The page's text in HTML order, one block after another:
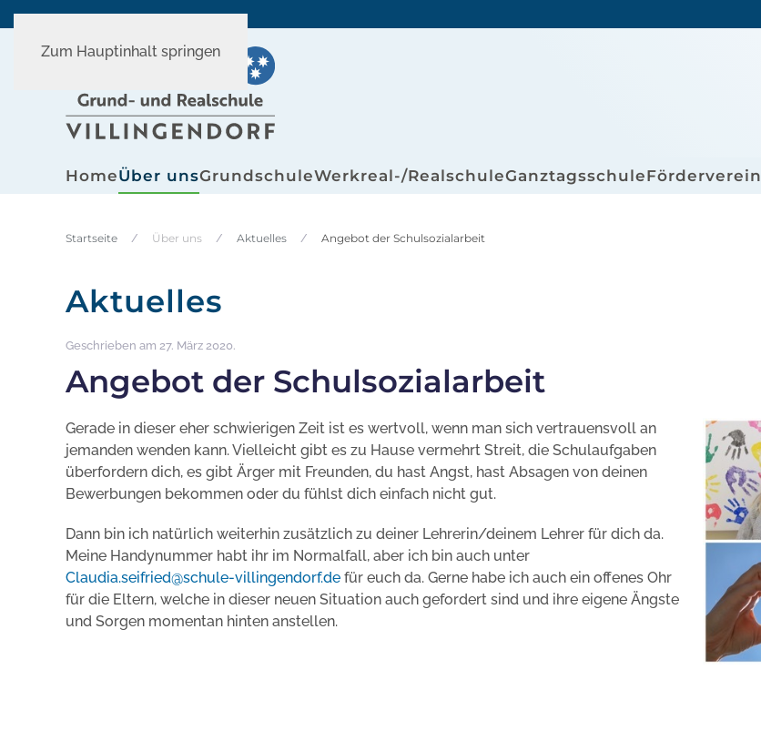
Zum Hauptinhalt springen
HomeÜber unsGrundschuleWerkreal-/RealschuleGanztagsschuleFörderverein
Startseite Über uns Aktuelles Angebot der Schulsozialarbeit
Aktuelles
Geschrieben am 27. März 2020.
Angebot der Schulsozialarbeit
Gerade in dieser eher schwierigen Zeit ist es wertvoll, wenn man sich vertrauensvoll an
jemanden wenden kann. Vielleicht gibt es zu Hause vermehrt Streit, die Schulaufgaben
überfordern dich, es gibt Ärger mit Freunden, du hast Angst, hast Absagen von deinen
Bewerbungen bekommen oder du fühlst dich einfach nicht gut.
Dann bin ich natürlich weiterhin zusätzlich zu deiner Lehrerin/deinem Lehrer für dich da.
Meine Handynummer habt ihr im Normalfall, aber ich bin auch unter
Claudia.seifried@schule-villingendorf.de für euch da. Gerne habe ich auch ein offenes Ohr
für die Eltern, welche in dieser neuen Situation auch gefordert sind und ihre eigene Ängste
und Sorgen momentan hinten anstellen.